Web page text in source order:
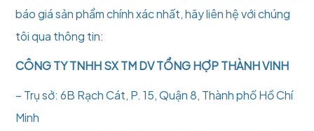
báo giá sản phẩm chính xác nhất, hãy liên hệ với chúng
tôi qua thông tin:
CÔNG TY TNHH SX TM DV TỔNG HỢP THÀNH VINH
– Trụ sở: 6B Rạch Cát, P. 15, Quận 8, Thành phố Hồ Chí
Minh